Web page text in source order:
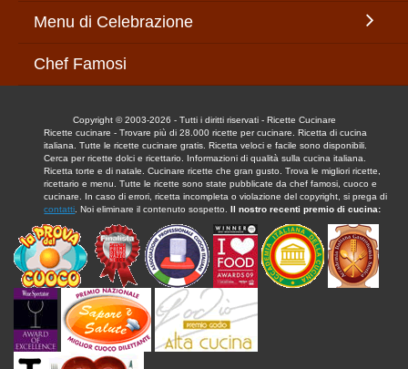
Menu di Celebrazione
Chef Famosi
Copyright © 2003-2026 - Tutti i diritti riservati - Ricette Cucinare
Ricette cucinare - Trovare più di 28.000 ricette per cucinare. Ricetta di cucina
italiana. Tutte le ricette cucinare gratis. Ricetta veloci e facile sono disponibili.
Cerca per ricette dolci e ricettario. Informazioni di qualità sulla cucina italiana.
Ricetta torte e di natale. Cucinare ricette che gran gusto. Trova le migliori ricette,
ricettario e menu. Tutte le ricette sono state pubblicate da chef famosi, cuoco e
cucinare. In caso di errori, ricetta incompleta o violazione del copyright, si prega di
contatti . Noi eliminare il contenuto sospetto. Il nostro recenti premio di cucina: